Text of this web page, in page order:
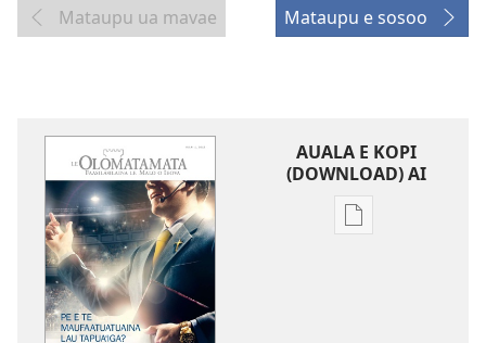
Mataupu ua mavae Mataupu e sosoo
AUALA E KOPI
(DOWNLOAD) AI
Vaega